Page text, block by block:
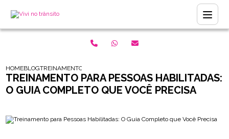
HOMEBLOGTREINAMENTO PARA PESSOAS HABILITADAS: O GUIA COMPLETO
TREINAMENTO PARA PESSOAS HABILITADAS:
O GUIA COMPLETO QUE VOCÊ PRECISA